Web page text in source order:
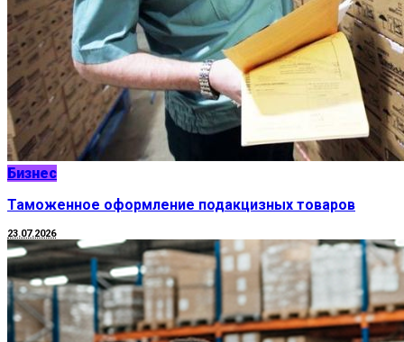
Бизнес
Таможенное оформление подакцизных товаров
23.07.2026